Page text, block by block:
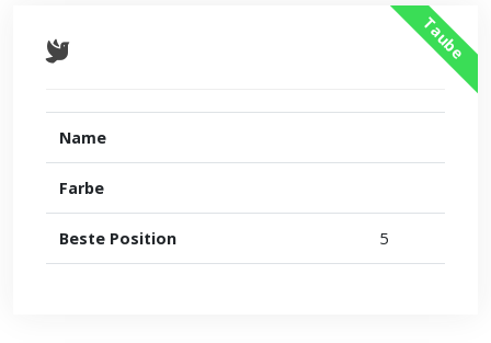
Taube
Name
Farbe
Beste Position 5